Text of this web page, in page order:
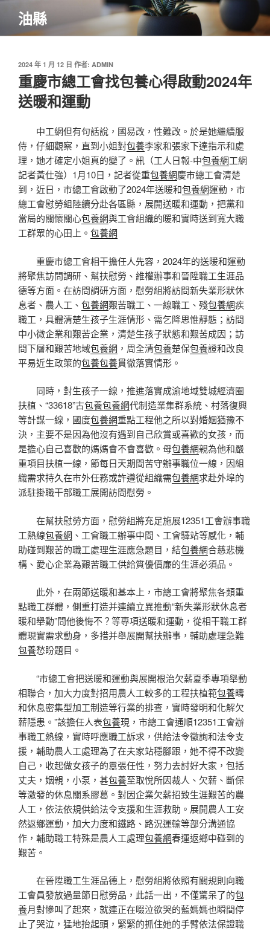
主
油縣
發
佈
於
2024 年 1 月 12 日 作者: ADMIN
重慶市總工會找包養心得啟動2024年
送暖和運動
中工網但有句話說，國易改，性難改。於是她繼續服
侍，仔細觀察，直到小姐對包養李家和張家下達指示和處
理，她才確定小姐真的變了。訊（工人日報-中包養網工網
記者黃仕強）1月10日，記者從重包養網慶市總工會清楚
到，近日，市總工會啟動了2024年送暖和包養網運動，市
總工會慰勞組陸續分赴各區縣，展開送暖和運動，把黨和
當局的關懷關心包養網與工會組織的暖和實時送到寬大職
工群眾的心田上。 包養網
重慶市總工會相干擔任人先容，2024年的送暖和運動
將聚焦訪問調研、幫扶慰勞、維權辦事和晉陞職工生涯品
德等方面。在訪問調研方面，慰勞組將訪問新失業形狀休
息者、農人工、 包養網艱苦職工、一線職工、殘包養網疾
職工，具體清楚生孩子生涯情形、需乞降思惟靜態；訪問
中小微企業和艱苦企業，清楚生孩子狀態和艱苦成因；訪
問下層和艱苦地域包養網 ，周全清包養楚保包養證和改良
平易近生政策的包養包養貫徹落實情形。
同時，對生孩子一線，推進落實成渝地域雙城經濟圈
扶植、“33618”古包養包養網代制造業集群系統、村落復興
等計謀一線，國度包養網重點工程他之所以對婚姻猶豫不
決，主要不是因為他沒有遇到自己欣賞或喜歡的女孩，而
是擔心自己喜歡的媽媽會不會喜歡。母包養網親為他和嚴
重項目扶植一線，節每日天期間苦守辦事職位一線，因組
織需求持久在市外任務或許遵從組織需包養網求赴外埠的
派駐掛職干部職工展開訪問慰勞。
在幫扶慰勞方面，慰勞組將充足施展12351工會辦事職
工熱線包養網 、工會職工辦事中間、工會驛站等感化，輔
助碰到艱苦的職工處理生涯應急題目，結包養網合慈悲機
構、愛心企業為艱苦職工供給質優價廉的生涯必須品。
此外，在兩節送暖和基本上，市總工會將聚焦各類重
點職工群體，側重打造并連續立異推動“新失業形狀休息者
暖和舉動”問他後悔不？等專項送暖和運動，從相干職工群
體現實需求動身，多措并舉展開幫扶辦事，輔助處理急難
包養愁盼題目。
“市總工會把送暖和運動與展開根治欠薪夏季專項舉動
相聯合，加大力度對招用農人工較多的工程扶植範包養疇
和休息密集型加工制造等行業的排查，實時發明和化解欠
薪隱患。”該擔任人表包養現，市總工會通順12351工會辦
事職工熱線，實時呼應職工訴求，供給法令徵詢和法令支
援，輔助農人工處理為了在夫家站穩腳跟，她不得不改變
自己，收起做女孩子的囂張任性，努力去討好大家，包括
丈夫，姻親，小泵，甚包養至取悅所因裁人、欠薪、斷保
等激發的休息關系膠葛。對因企業欠薪招致生涯艱苦的農
人工，依法依規供給法令支援和生涯救助。展開農人工安
然返鄉運動，加大力度和鐵路、路況運輸等部分溝通協
作，輔助職工特殊是農人工處理包養網春運返鄉中碰到的
艱苦。
在晉陞職工生涯品德上，慰勞組將依照有關規則向職
工會員發放過量節日慰勞品，此話一出，不僅驚呆了的包
養月對慘叫了起來，就連正在啜泣欲哭的藍媽媽也瞬間停
止了哭泣，猛地抬起頭，緊緊的抓住她的手臂依法保證職